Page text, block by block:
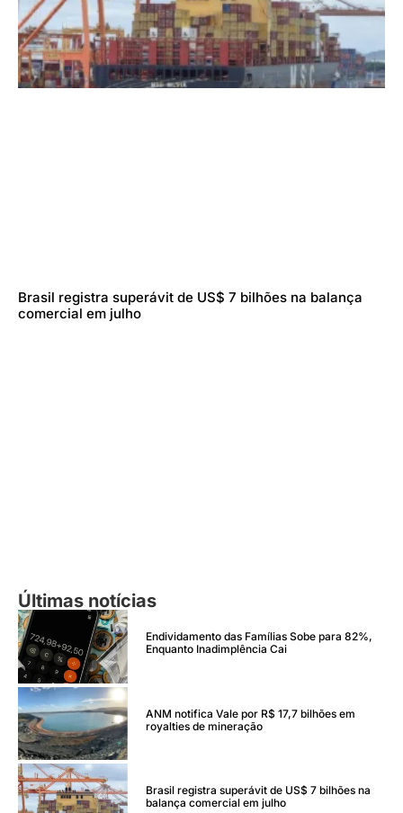
Brasil registra superávit de US$ 7 bilhões na balança
comercial em julho
Últimas notícias
Endividamento das Famílias Sobe para 82%,
Enquanto Inadimplência Cai
ANM notifica Vale por R$ 17,7 bilhões em
royalties de mineração
Brasil registra superávit de US$ 7 bilhões na
balança comercial em julho